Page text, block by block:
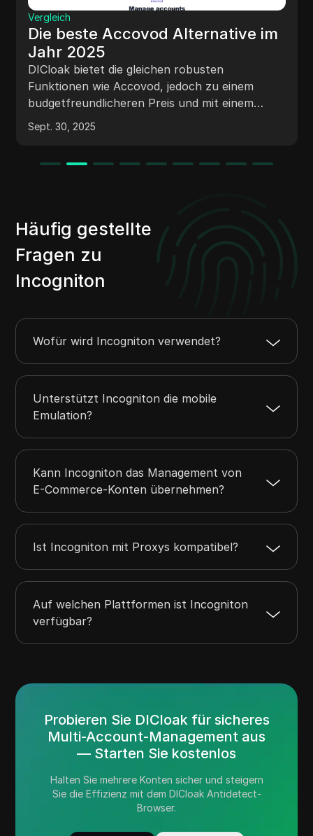
Die beste AdsPower Alternative
im Jahr 2025
DICloak ist eine benutzerfreundliche
Alternative zu AdsPower und bietet die
gleichen wesentlichen Funktionen wie der
AdsPower-Browser, jedoch mit einer
einfacheren Benutzeroberfläche und ohne
Einarbeitungszeit. Außerdem ist es zu einem
Sept. 30, 2025
Häufig gestellte
Fragen zu
Incogniton
Wofür wird Incogniton verwendet?
Unterstützt Incogniton die mobile
Emulation?
Kann Incogniton das Management von
E-Commerce-Konten übernehmen?
Ist Incogniton mit Proxys kompatibel?
Auf welchen Plattformen ist Incogniton
verfügbar?
Probieren Sie DICloak für sicheres
Multi-Account-Management aus
— Starten Sie kostenlos
Halten Sie mehrere Konten sicher und steigern
Sie die Effizienz mit dem DICloak Antidetect-
Browser.